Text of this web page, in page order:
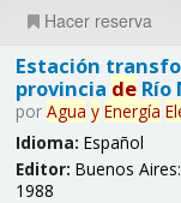
Hacer reserva
Estación
provincia deRío
por Agua y Energía
Idioma: Español
Editor: Buenos Aires:
1988